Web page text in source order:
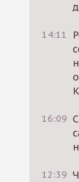
14:11
16:09
12:39